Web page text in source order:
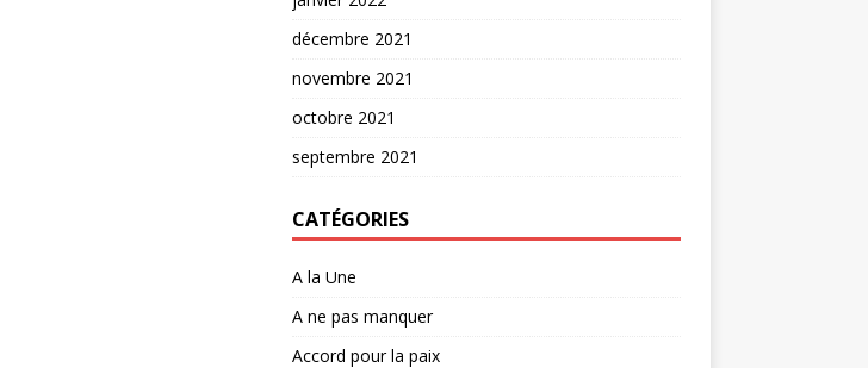
décembre 2021
novembre 2021
octobre 2021
septembre 2021
CATÉGORIES
A la Une
A ne pas manquer
Accord pour la paix